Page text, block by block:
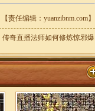
【责任编辑：yuanzibnm.com】
传奇直播法师如何修炼惊邪爆